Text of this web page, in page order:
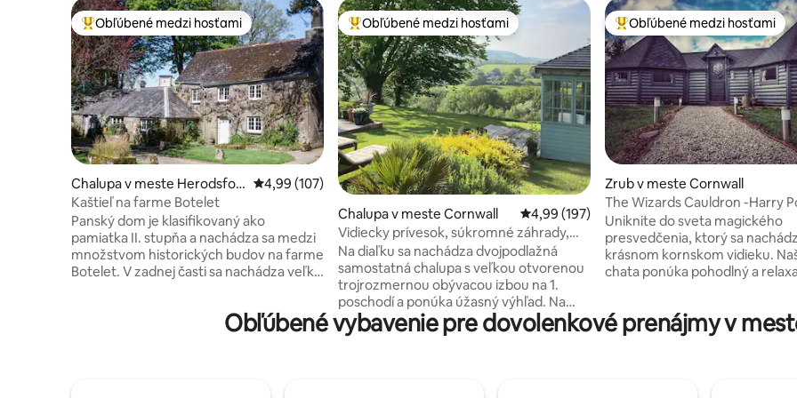
Najobľúbenejšie medzi hosťami
Obľúbené medzi hosťami
Chalupa v meste Herodsfoo
t
Priemerné ohodnotenie 4,99 z 5, počet hodnotení: 107
4,99 (107)
Kaštieľ na farme Botelet
Panský dom je klasifikovaný ako
pamiatka II. stupňa a nachádza sa medzi
množstvom historických budov na farme
Botelet. V zadnej časti sa nachádza veľká
Najobľúbenejšie medzi hosťami
Obľúbené medzi hosťami
Chalupa v meste Cornwall Priemerné ohodnotenie 4,99 z 5, počet
4,99 (197)
Vidiecky prívesok, súkromné záhrady,
nádherný výhľad
Na diaľku sa nachádza dvojpodlažná
samostatná chalupa s veľkou otvorenou
trojrozmernou obývacou izbou na 1.
poschodí a ponúka úžasný výhľad. Na
prízemí sa nachádza spálňa s manželskou
posteľou King, sprchovací kút a
Najobľúbenejšie medzi hosťami
Obľúbené medzi hosťami
Zrub v meste Cornwall
The Wizards Cauldron -Harry
Themed
Uniknite do sveta magického
presvedčenia, ktorý sa
krásnom kornskom vidieku.
chata ponúka pohodlný a
jednom hrnci. S prikývnutím k
správcovi pozemku a určitej
Obľúbené vybavenie pre dovolenkové prenájmy v